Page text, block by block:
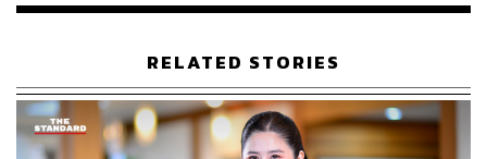
ตัวได้รอบด้าน ทั้งการส่งออก การลงทุน และรายได้ของ
ประชาชน” พิชัยกล่าว
สามารถติดตาม THE STANDARD WEALTH
RELATED STORIES